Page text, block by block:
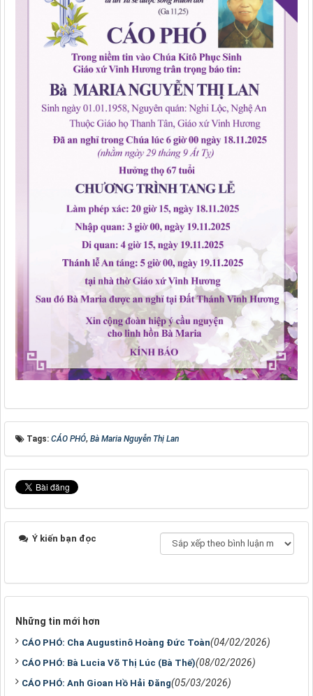
Tags: CÁO PHÓ, Bà Maria Nguyễn Thị Lan
Ý kiến bạn đọc
Những tin mới hơn
CÁO PHÓ: Cha Augustinô Hoàng Đức Toàn(04/02/2026)
CÁO PHÓ: Bà Lucia Võ Thị Lúc (Bà Thế)(08/02/2026)
CÁO PHÓ: Anh Gioan Hồ Hải Đăng(05/03/2026)